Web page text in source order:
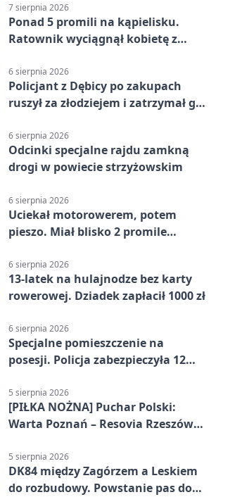
7 sierpnia 2026
Ponad 5 promili na kąpielisku.
Ratownik wyciągnął kobietę z
6 sierpnia 2026
Policjant z Dębicy po zakupach
ruszył za złodziejem i zatrzymał go
6 sierpnia 2026
Odcinki specjalne rajdu zamkną
drogi w powiecie strzyżowskim
6 sierpnia 2026
Uciekał motorowerem, potem
pieszo. Miał blisko 2 promile
6 sierpnia 2026
13-latek na hulajnodze bez karty
rowerowej. Dziadek zapłacił 1000 zł
6 sierpnia 2026
Specjalne pomieszczenie na
posesji. Policja zabezpieczyła 12
5 sierpnia 2026
[PIŁKA NOŻNA] Puchar Polski:
Warta Poznań – Resovia Rzeszów
pierwszoligowca
5 sierpnia 2026
DK84 między Zagórzem a Leskiem
do rozbudowy. Powstanie pas do